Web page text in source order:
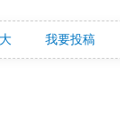
大 我要投稿